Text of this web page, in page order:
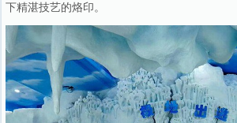
下精湛技艺的烙印。